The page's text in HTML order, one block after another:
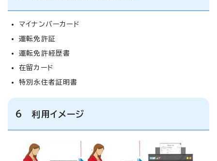
マイナンバーカード
運転免許証
運転免許経歴書
在留カード
特別永住者証明書
6 利用イメージ